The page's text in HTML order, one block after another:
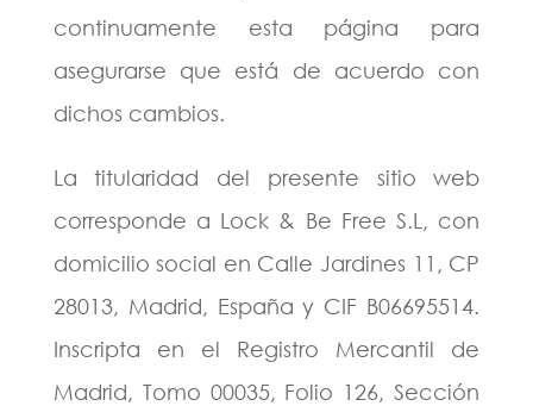
continuamente esta página para
asegurarse que está de acuerdo con
dichos cambios.
La titularidad del presente sitio web
corresponde a Lock & Be Free S.L, con
domicilio social en Calle Jardines 11, CP
28013, Madrid, España y CIF B06695514.
Inscripta en el Registro Mercantil de
Madrid, Tomo 00035, Folio 126, Sección